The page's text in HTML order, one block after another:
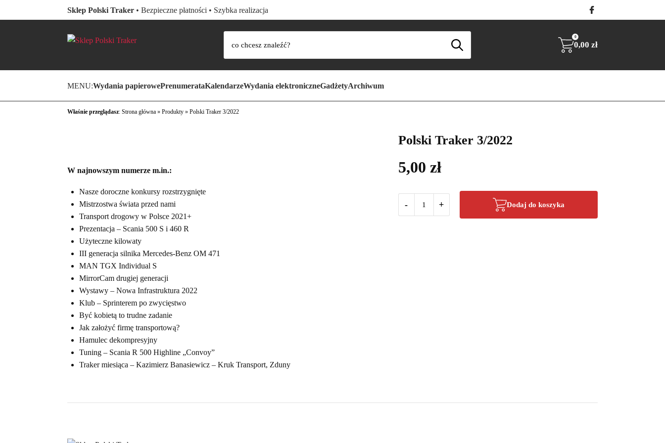
Sklep Polski Traker • Bezpieczne płatności • Szybka realizacja
0,00 zł
0
MENU:Wydania papierowePrenumerataKalendarzeWydania elektroniczneGadżetyArchiwum
Właśnie przeglądasz: Strona główna » Produkty » Polski Traker 3/2022
Polski Traker 3/2022
5,00 zł
- + Dodaj do koszyka
W najnowszym numerze m.in.:
Nasze doroczne konkursy rozstrzygnięte
Mistrzostwa świata przed nami
Transport drogowy w Polsce 2021+
Prezentacja – Scania 500 S i 460 R
Użyteczne kilowaty
III generacja silnika Mercedes-Benz OM 471
MAN TGX Individual S
MirrorCam drugiej generacji
Wystawy – Nowa Infrastruktura 2022
Klub – Sprinterem po zwycięstwo
Być kobietą to trudne zadanie
Jak założyć firmę transportową?
Hamulec dekompresyjny
Tuning – Scania R 500 Highline „Convoy”
Traker miesiąca – Kazimierz Banasiewicz – Kruk Transport, Zduny